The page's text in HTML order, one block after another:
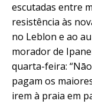
escutadas entre
resistência às
no Leblon e ao
morador de
quarta-feira:
pagam os
irem à praia em